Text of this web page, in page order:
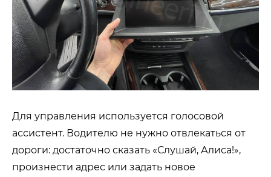
Для управления используется голосовой
ассистент. Водителю не нужно отвлекаться от
дороги: достаточно сказать «Слушай, Алиса!»,
произнести адрес или задать новое